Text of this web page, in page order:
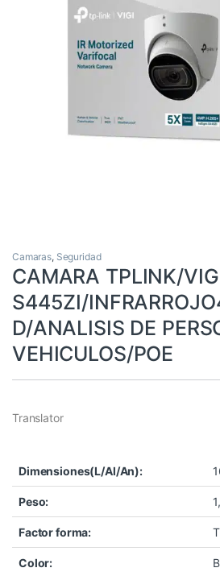
Camaras, Seguridad
CAMARA TPLINK/
S445ZI/
D/ANALISIS DE
VEHICULOS/POE
Translator
Dimensiones(L/Al/An):
Peso:
Factor forma:
Color: